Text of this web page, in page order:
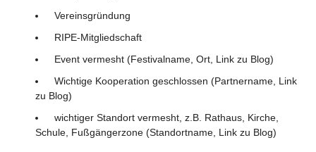
Vereinsgründung
RIPE-Mitgliedschaft
Event vermesht (Festivalname, Ort, Link zu Blog)
Wichtige Kooperation geschlossen (Partnername, Link
zu Blog)
wichtiger Standort vermesht, z.B. Rathaus, Kirche,
Schule, Fußgängerzone (Standortname, Link zu Blog)